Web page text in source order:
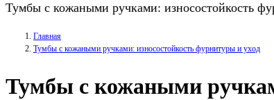
Тумбы с кожаными ручками: износостойкость
Главная
Тумбы с кожаными ручками: износостойкость фурнитуры и уход
Тумбы с кожаными